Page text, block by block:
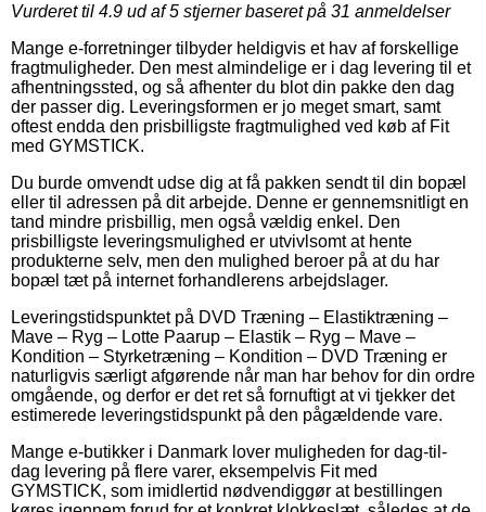
Vurderet til 4.9 ud af 5 stjerner baseret på 31 anmeldelser
Mange e-forretninger tilbyder heldigvis et hav af forskellige
fragtmuligheder. Den mest almindelige er i dag levering til et
afhentningssted, og så afhenter du blot din pakke den dag
der passer dig. Leveringsformen er jo meget smart, samt
oftest endda den prisbilligste fragtmulighed ved køb af Fit
med GYMSTICK.
Du burde omvendt udse dig at få pakken sendt til din bopæl
eller til adressen på dit arbejde. Denne er gennemsnitligt en
tand mindre prisbillig, men også vældig enkel. Den
prisbilligste leveringsmulighed er utvivlsomt at hente
produkterne selv, men den mulighed beroer på at du har
bopæl tæt på internet forhandlerens arbejdslager.
Leveringstidspunktet på DVD Træning – Elastiktræning –
Mave – Ryg – Lotte Paarup – Elastik – Ryg – Mave –
Kondition – Styrketræning – Kondition – DVD Træning er
naturligvis særligt afgørende når man har behov for din ordre
omgående, og derfor er det ret så fornuftigt at vi tjekker det
estimerede leveringstidspunkt på den pågældende vare.
Mange e-butikker i Danmark lover muligheden for dag-til-
dag levering på flere varer, eksempelvis Fit med
GYMSTICK, som imidlertid nødvendiggør at bestillingen